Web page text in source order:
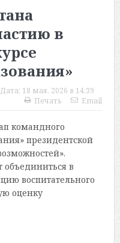
в
Дата: 18 мая, 2026 в 14:39
Печать Email
командного
президентской
объединиться в
воспитательного
оценку